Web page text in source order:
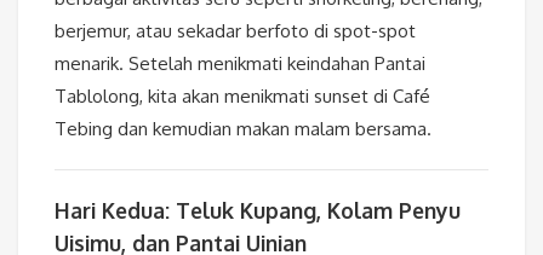
berjemur, atau sekadar berfoto di spot-spot
menarik. Setelah menikmati keindahan Pantai
Tablolong, kita akan menikmati sunset di Café
Tebing dan kemudian makan malam bersama.
Hari Kedua: Teluk Kupang, Kolam Penyu
Uisimu, dan Pantai Uinian